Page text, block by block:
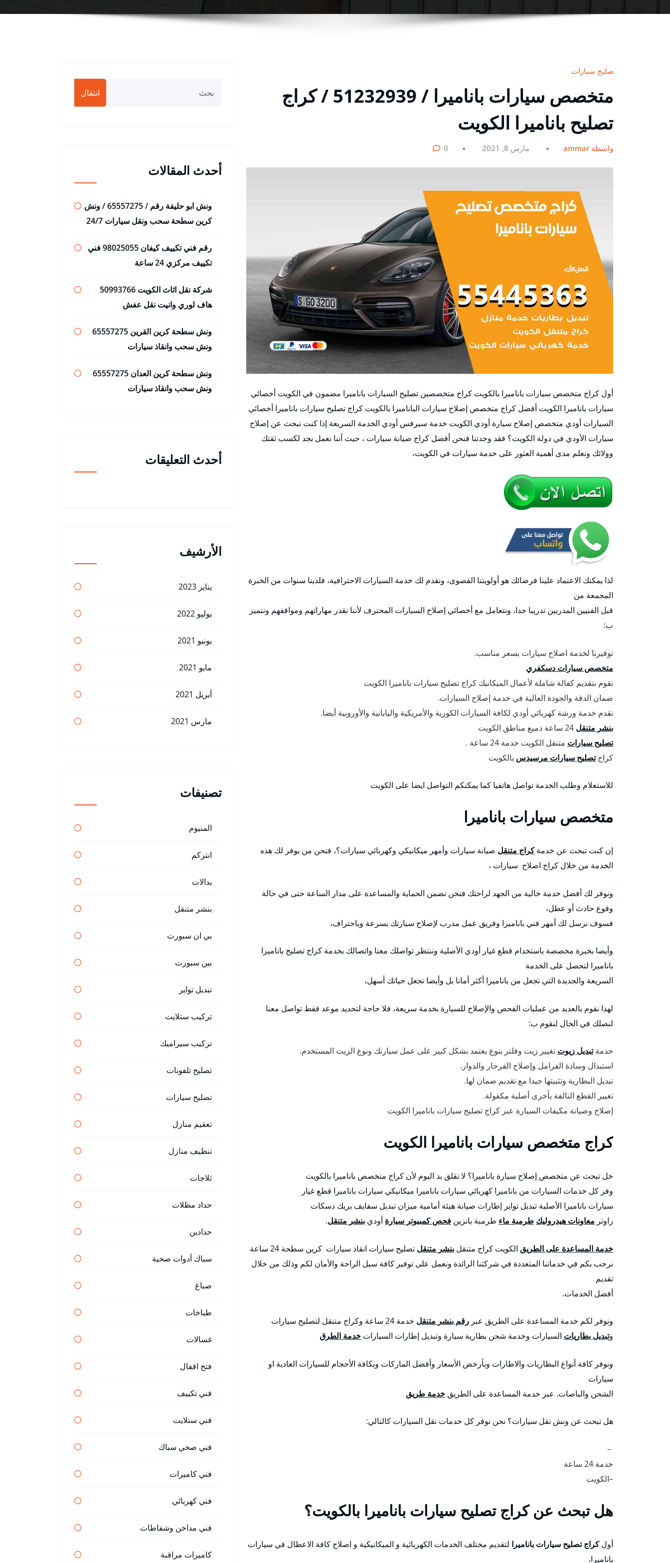
تصليح سيارات
متخصص سيارات باناميرا / 51232939‬ / كراج
تصليح باناميرا الكويت
بواسطة ammar مارس 8, 2021 0
أول كراج متخصص سيارات باناميرا بالكويت كراج متخصصين تصليح السيارات باناميرا مضمون في الكويت أخصائي
سيارات باناميرا الكويت أفضل كراج متخصص إصلاح سيارات الباناميرا بالكويت كراج تصليح سيارات باناميرا أخصائي
السيارات أودي متخصص إصلاح سيارة أودي الكويت خدمة سيرفس أودي الخدمة السريعة إذا كنت تبحث عن إصلاح
سيارات الأودي في دولة الكويت؟ فقد وجدتنا فنحن أفضل كراج صيانة سيارات ، حيث أننا نعمل بجد لكسب ثقتك
وولائك ونعلم مدى أهمية العثور على خدمة سيارات في الكويت،
لذا يمكنك الاعتماد علينا فرضائك هو أولويتنا القصوى، ونقدم لك خدمة السيارات الاحترافية، فلدينا سنوات من الخبرة
المجمعة من
قبل الفنيين المدربين تدريبا جدا، ونتعامل مع أخصائي إصلاح السيارات المحترف لأننا نقدر مهاراتهم ومواقفهم ونتميز
ب:
توفيرنا لخدمة اصلاح سيارات بسعر مناسب.
متخصص سيارات دسكفري
نقوم بتقديم كفالة شاملة لأعمال الميكانيك كراج تصليح سيارات باناميرا الكويت
ضمان الدقة والجودة العالية في خدمة إصلاح السيارات.
نقدم خدمة ورشة كهربائي أودي لكافة السيارات الكورية والأمريكية واليابانية والأوروبية أيضا.
بنشر متنقل
تصليح سيارات متنقل الكويت خدمة 24 ساعة .
كراجتصليح سيارات مرسيدس بالكويت
للاستعلام وطلب الخدمة تواصل هاتفيا كما يمكنكم التواصل ايضا على الكويت
متخصص سيارات باناميرا
إن كنت تبحث عن خدمةكراج متنقل صيانة سيارات وأمهر ميكانيكي وكهربائي سيارات؟، فنحن من يوفر لك هذه
الخدمة من خلال كراج اصلاح سيارات ،
ونوفر لك أفضل خدمة خالية من الجهد لراحتك فنحن نضمن الحماية والمساعدة على مدار الساعة حتى في حالة
وقوع حادث أو عطل،
فسوف نرسل لك أمهر فني باناميرا وفريق عمل مدرب لإصلاح سيارتك بسرعة وباحتراف،
وأيضا بخبرة مخصصة باستخدام قطع غيار أودي الأصلية وننتظر تواصلك معنا واتصالك بخدمة كراج تصليح باناميرا
باناميرا لتحصل على الخدمة
السريعة والجديدة التي تجعل من باناميرا أكثر أمانا بل وأيضا تجعل حياتك أسهل،
لهذا نقوم بالعديد من عمليات الفحص والإصلاح للسيارة بخدمة سريعة، فلا حاجة لتحديد موعد فقط تواصل معنا
لنصلك في الحال لنقوم ب:
خدمةتبديل زيوت تغيير زيت وفلتر بنوع يعتمد بشكل كبير على عمل سيارتك ونوع الزيت المستخدم.
استبدال وسادة الفرامل وإصلاح الفرجار والدوار.
تبديل البطارية وتثبيتها جيدا مع تقديم ضمان لها.
تغيير القطع التالفة بأخرى أصلية مكفولة.
إصلاح وصيانة مكيفات السيارة عبر كراج تصليح سيارات باناميرا الكويت
كراج متخصص سيارات باناميرا الكويت
خل تبحث عن متخصص إصلاح سيارة باناميرا؟ لا تقلق بد اليوم لأن كراج متخصص باناميرا بالكويت
وفر كل خدمات السيارات من باناميرا كهربائي سيارات باناميرا ميكانيكي سيارات باناميرا قطع غيار
سيارات باناميرا الأصلية تبديل تواير إطارات صيانة هيئة أمامية ميزان تبديل سفايف بريك دسكات
راوتر معاونات هيدروليك طرمبة ماء طرمبة بانزين فحص كمبيوتر سيارة أودي بنشر متنقل.
خدمة المساعدة على الطريق الكويت كراج متنقل بنشر متنقل تصليح سيارات انقاذ سيارات كرين سطحة 24 ساعة
نرحب بكم في خدماتنا المتعددة في شركتنا الرائدة ونعمل على توفير كافة سبل الراحة والأمان لكم وذلك من خلال
تقديم
أفضل الخدمات.
ونوفر لكم خدمة المساعدة على الطريق عبر رقم بنشر متنقل خدمة 24 ساعة وكراج متنقل لتصليح سيارات
وتبديل بطاريات السيارات وخدمة شحن بطارية سيارة وتبديل إطارات السيارات خدمة الطرق
ونوفر كافة أنواع البطاريات والاطارات وبأرخص الأسعار وأفضل الماركات وبكافة الأحجام للسيارات العادية او
سيارات
الشحن والباصات. عبر خدمة المساعدة على الطريق خدمة طريق
هل تبحث عن ونش نقل سيارات؟ نحن نوفر كل خدمات نقل السيارات كالتالي:
–
خدمة 24 ساعة
–الكويت
هل تبحث عن كراج تصليح سيارات باناميرا بالكويت؟
أولكراج تصليح سيارات باناميرا لتقديم مختلف الخدمات الكهربائية و الميكانيكية و اصلاح كافة الاعطال في سيارات
باناميرا،
انتقال
أحدث المقالات
ونش ابو حليفة رقم / 65557275 / ونش
كرين سطحة سحب ونقل سيارات 24/7
رقم فني تكييف كيفان 98025055 فني
تكييف مركزي 24 ساعة
شركة نقل اثاث الكويت 50993766
هاف لوري وانيت نقل عفش
ونش سطحة كرين القرين 65557275
ونش سحب وانقاذ سيارات
ونش سطحة كرين العدان 65557275
ونش سحب وانقاذ سيارات
أحدث التعليقات
الأرشيف
يناير 2023
يوليو 2022
يونيو 2021
مايو 2021
أبريل 2021
مارس 2021
تصنيفات
المنيوم
انتركم
بدالات
بنشر متنقل
بي ان سبورت
بين سبورت
تبديل تواير
تركيب ستلايت
تركيب سيراميك
تصليح تلفونات
تصليح سيارات
تعقيم منازل
تنظيف منازل
ثلاجات
حداد مظلات
حدادين
سباك أدوات صحية
صباغ
طباخات
غسالات
فتح اقفال
فني تكييف
فني ستلايت
فني صحي سباك
فني كاميرات
فني كهربائي
فني مداخن وشفاطات
كاميرات مراقبة